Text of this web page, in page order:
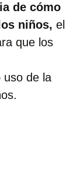
de cómo
niños, el
que los
uso de la